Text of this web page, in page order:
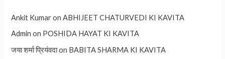
Ankit KumaronABHIJEET CHATURVEDI KI KAVITA
Admin on POSHIDA HAYAT KI KAVITA
जया शर्मा प्रियंवदाon BABITA SHARMA KI KAVITA